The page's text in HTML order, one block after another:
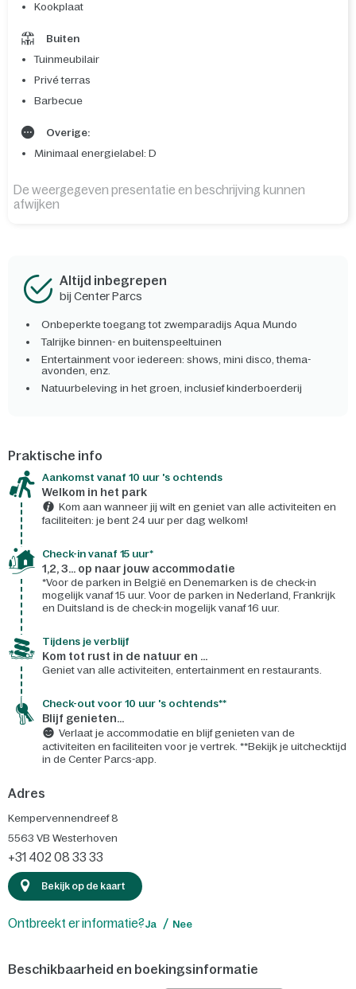
Kookplaat
Buiten
Tuinmeubilair
Privé terras
Barbecue
Overige:
Minimaal energielabel: D
De weergegeven presentatie en beschrijving kunnen
afwijken
Altijd inbegrepen
bij Center Parcs
Onbeperkte toegang tot zwemparadijs Aqua Mundo
Talrijke binnen- en buitenspeeltuinen
Entertainment voor iedereen: shows, mini disco, thema-
avonden, enz.
Natuurbeleving in het groen, inclusief kinderboerderij
Praktische info
Aankomst vanaf 10 uur 's ochtends
Welkom in het park
Kom aan wanneer jij wilt en geniet van alle activiteiten en
faciliteiten: je bent 24 uur per dag welkom!
Check-in vanaf 15 uur*
1,2, 3... op naar jouw accommodatie
*Voor de parken in België en Denemarken is de check-in
mogelijk vanaf 15 uur. Voor de parken in Nederland, Frankrijk
en Duitsland is de check-in mogelijk vanaf 16 uur.
Tijdens je verblijf
Kom tot rust in de natuur en ...
Geniet van alle activiteiten, entertainment en restaurants.
Check-out voor 10 uur 's ochtends**
Blijf genieten...
Verlaat je accommodatie en blijf genieten van de
activiteiten en faciliteiten voor je vertrek. **Bekijk je uitchecktijd
in de Center Parcs-app.
Adres
Kempervennendreef 8
5563 VB Westerhoven
+31 402 08 33 33
Bekijk op de kaart
Ontbreekt er informatie?Ja Nee
Beschikbaarheid en boekingsinformatie